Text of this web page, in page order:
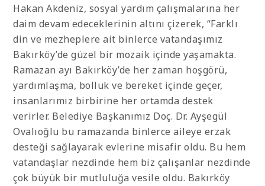
Hakan Akdeniz, sosyal yardım çalışmalarına her
daim devam edeceklerinin altını çizerek, “Farklı
din ve mezheplere ait binlerce vatandaşımız
Bakırköy’de güzel bir mozaik içinde yaşamakta.
Ramazan ayı Bakırköy’de her zaman hoşgörü,
yardımlaşma, bolluk ve bereket içinde geçer,
insanlarımız birbirine her ortamda destek
verirler. Belediye Başkanımız Doç. Dr. Ayşegül
Ovalıoğlu bu ramazanda binlerce aileye erzak
desteği sağlayarak evlerine misafir oldu. Bu hem
vatandaşlar nezdinde hem biz çalışanlar nezdinde
çok büyük bir mutluluğa vesile oldu. Bakırköy